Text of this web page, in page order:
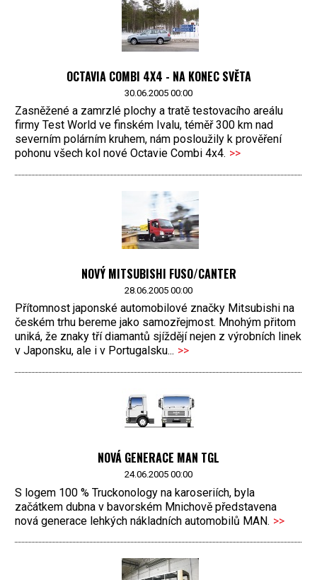
OCTAVIA COMBI 4X4 - NA KONEC SVĚTA
30.06.2005 00:00
Zasněžené a zamrzlé plochy a tratě testovacího areálu
firmy Test World ve finském Ivalu, téměř 300 km nad
severním polárním kruhem, nám posloužily k prověření
pohonu všech kol nové Octavie Combi 4x4. >>
NOVÝ MITSUBISHI FUSO/CANTER
28.06.2005 00:00
Přítomnost japonské automobilové značky Mitsubishi na
českém trhu bereme jako samozřejmost. Mnohým přitom
uniká, že znaky tří diamantů sjíždějí nejen z výrobních linek
v Japonsku, ale i v Portugalsku... >>
NOVÁ GENERACE MAN TGL
24.06.2005 00:00
S logem 100 % Truckonology na karoseriích, byla
začátkem dubna v bavorském Mnichově představena
nová generace lehkých nákladních automobilů MAN. >>